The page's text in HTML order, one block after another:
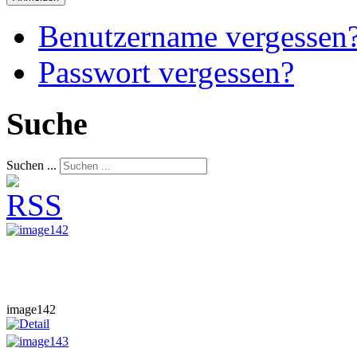
Benutzername
Passwort vergessen?
Suche
Suchen ...
image142